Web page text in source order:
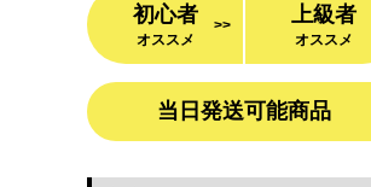
初心者
オススメ
>> 上級者
オススメ
当日発送可能商品